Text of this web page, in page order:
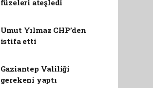
füzeleri ateşledi
Umut Yılmaz CHP’den
istifa etti
Gaziantep Valiliği
gerekeni yaptı